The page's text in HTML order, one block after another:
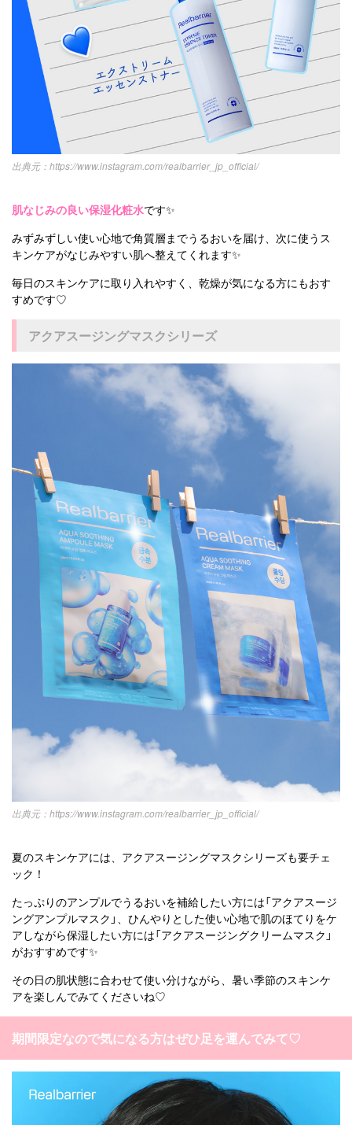
https://www.instagram.com/realbarrier_jp_official/
肌なじみの良い保湿化粧水です✨
みずみずしい使い心地で角質層までうるおいを届け、次に使うス
キンケアがなじみやすい肌へ整えてくれます✨
毎日のスキンケアに取り入れやすく、乾燥が気になる方にもおす
すめです♡
アクアスージングマスクシリーズ
https://www.instagram.com/realbarrier_jp_official/
夏のスキンケアには、アクアスージングマスクシリーズも要チェ
ック！
たっぷりのアンプルでうるおいを補給したい方には「アクアスージ
ングアンプルマスク」、ひんやりとした使い心地で肌のほてりをケ
アしながら保湿したい方には「アクアスージングクリームマスク」
がおすすめです✨
その日の肌状態に合わせて使い分けながら、暑い季節のスキンケ
アを楽しんでみてくださいね♡
期間限定なので気になる方はぜひ足を運んでみて♡